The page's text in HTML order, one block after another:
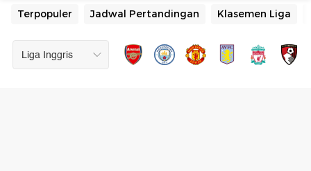
Terpopuler Jadwal Pertandingan Klasemen Liga